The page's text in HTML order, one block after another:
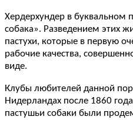
Хердерхундер в буквальном
собака». Разведением этих
пастухи, которые в первую
рабочие качества,
виде.
Клубы любителей данной
Нидерландах после 1860
пастушьи собаки были